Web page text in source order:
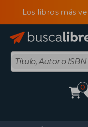
Los libros más
0